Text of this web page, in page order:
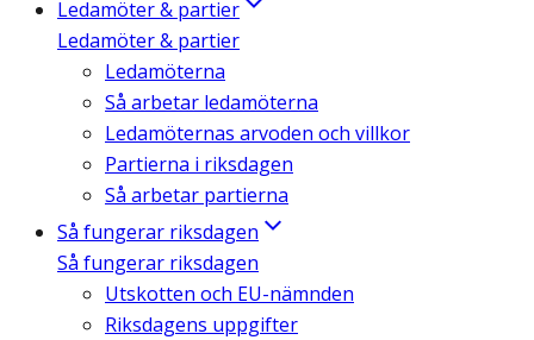
Ledamöter & partier
Ledamöter & partier
Ledamöterna
Så arbetar ledamöterna
Ledamöternas arvoden och villkor
Partierna i riksdagen
Så arbetar partierna
Så fungerar riksdagen
Så fungerar riksdagen
Utskotten och EU-nämnden
Riksdagens uppgifter